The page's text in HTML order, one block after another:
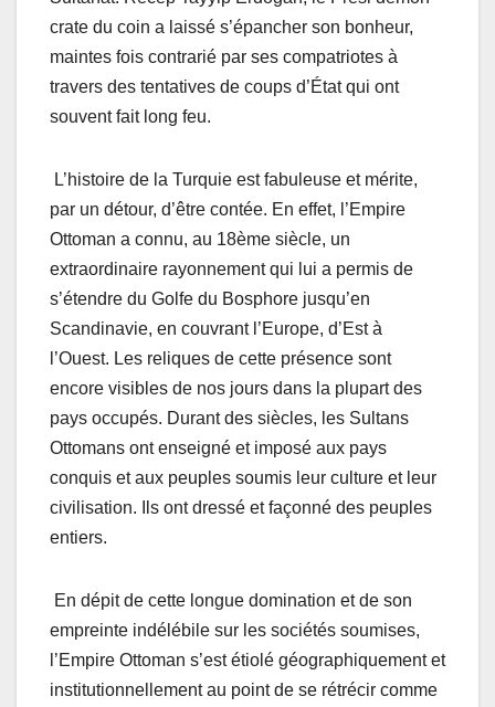
crate du coin a laissé s’épancher son bonheur,
maintes fois contrarié par ses compatriotes à
travers des tentatives de coups d’État qui ont
souvent fait long feu.
L’histoire de la Turquie est fabuleuse et mérite,
par un détour, d’être contée. En effet, l’Empire
Ottoman a connu, au 18ème siècle, un
extraordinaire rayonnement qui lui a permis de
s’étendre du Golfe du Bosphore jusqu’en
Scandinavie, en couvrant l’Europe, d’Est à
l’Ouest. Les reliques de cette présence sont
encore visibles de nos jours dans la plupart des
pays occupés. Durant des siècles, les Sultans
Ottomans ont enseigné et imposé aux pays
conquis et aux peuples soumis leur culture et leur
civilisation. Ils ont dressé et façonné des peuples
entiers.
En dépit de cette longue domination et de son
empreinte indélébile sur les sociétés soumises,
l’Empire Ottoman s’est étiolé géographiquement et
institutionnellement au point de se rétrécir comme